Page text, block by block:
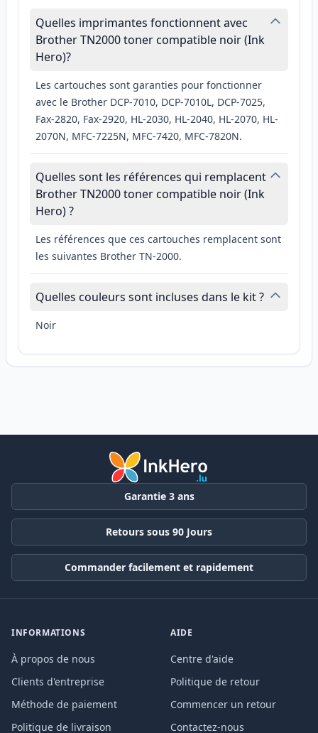
Quelles imprimantes fonctionnent avec
Brother TN2000 toner compatible noir (Ink
Hero)?
Les cartouches sont garanties pour fonctionner
avec le Brother DCP-7010, DCP-7010L, DCP-7025,
Fax-2820, Fax-2920, HL-2030, HL-2040, HL-2070, HL-
2070N, MFC-7225N, MFC-7420, MFC-7820N.
Quelles sont les références qui remplacent
Brother TN2000 toner compatible noir (Ink
Hero) ?
Les références que ces cartouches remplacent sont
les suivantes Brother TN-2000.
Quelles couleurs sont incluses dans le kit ?
Noir
Garantie 3 ans
Retours sous 90 Jours
Commander facilement et rapidement
INFORMATIONS
À propos de nous
Clients d'entreprise
Méthode de paiement
Politique de livraison
AIDE
Centre d'aide
Politique de retour
Commencer un retour
Contactez-nous